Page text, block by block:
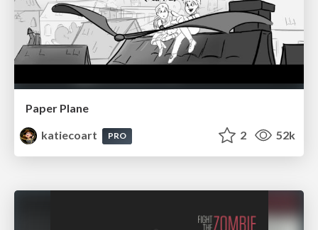
Paper Plane
katiecoart
PRO 2 52k